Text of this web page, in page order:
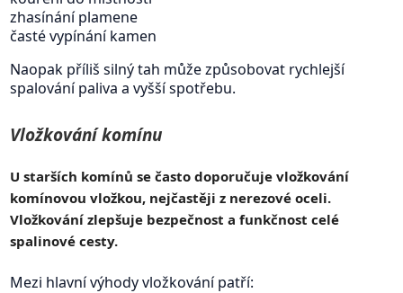
zhasínání plamene
časté vypínání kamen
Naopak příliš silný tah může způsobovat rychlejší
spalování paliva a vyšší spotřebu.
Vložkování komínu
U starších komínů se často doporučuje vložkování
komínovou vložkou, nejčastěji z nerezové oceli.
Vložkování zlepšuje bezpečnost a funkčnost celé
spalinové cesty.
Mezi hlavní výhody vložkování patří: